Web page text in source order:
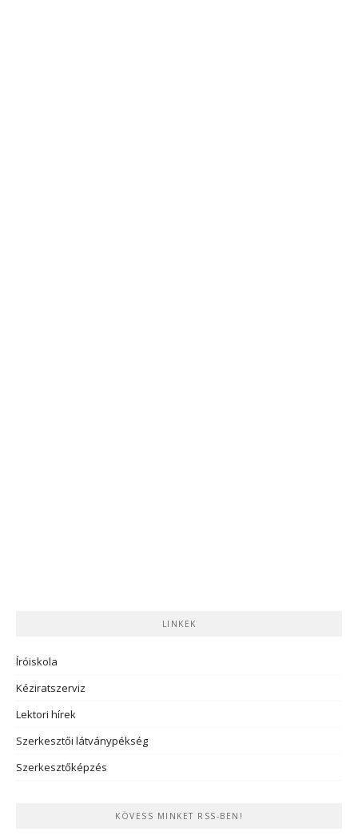
LINKEK
Íróiskola
Kéziratszerviz
Lektori hírek
Szerkesztői látványpékség
Szerkesztőképzés
KÖVESS MINKET RSS-BEN!